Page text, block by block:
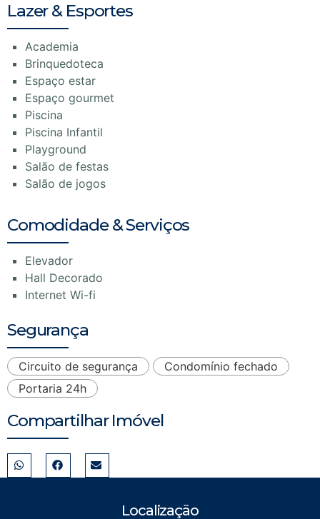
Lazer & Esportes
Academia
Brinquedoteca
Espaço estar
Espaço gourmet
Piscina
Piscina Infantil
Playground
Salão de festas
Salão de jogos
Comodidade & Serviços
Elevador
Hall Decorado
Internet Wi-fi
Segurança
Circuito de segurança
Condomínio fechado
Portaria 24h
Compartilhar Imóvel
Localização